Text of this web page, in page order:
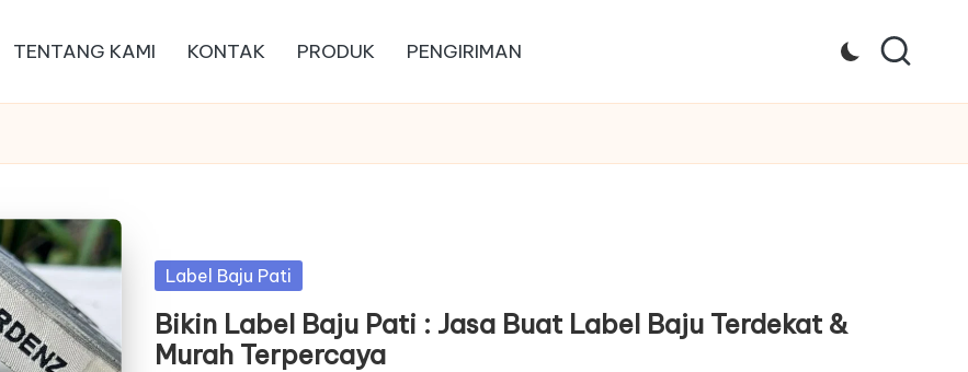
TENTANG KAMI KONTAK PRODUK PENGIRIMAN
Posted
Label Baju Pati
Bikin Label Baju Pati : Jasa Buat Label Baju Terdekat &
Murah Terpercaya